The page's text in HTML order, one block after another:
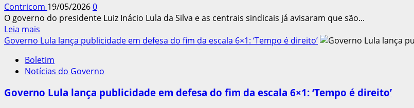
da
escala
6×1
antes
da
eleição
Contricom 19/05/20260
O governo do presidente Luiz Inácio Lula da Silva e as centrais sindicais já avisaram que são...
Leia mais
mais
Governo
Lula
centrais
Governo Lula lança publicidade em defesa do fim da escala 6×1: ‘Tempo é direito’
Boletim
Notícias do Governo
Governo Lula lança publicidade em defesa do fim da escala 6×1: ‘Tempo é direito’